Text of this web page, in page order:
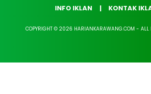
INFO IKLAN
KONTAK
COPYRIGHT © 2026 HARIANKARAWANG.COM - ALL